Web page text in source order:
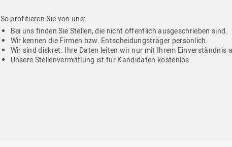
So profitieren Sie von uns:
Bei uns finden Sie Stellen, die nicht öffentlich ausgeschrieben sind.
Wir kennen die Firmen bzw. Entscheidungsträger persönlich.
Wir sind diskret. Ihre Daten leiten wir nur mit Ihrem Einverständnis
Unsere Stellenvermittlung ist für Kandidaten kostenlos.